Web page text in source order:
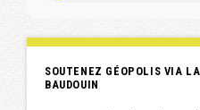
SOUTENEZ GÉOPOLIS VIA
BAUDOUIN